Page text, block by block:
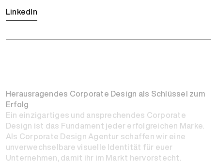
LinkedIn
Herausragendes Corporate Design als Schlüssel zum
Erfolg
Ein einzigartiges und ansprechendes Corporate
Design ist das Fundament jeder erfolgreichen Marke.
Als Corporate Design Agentur schaffen wir eine
unverwechselbare visuelle Identität für euer
Unternehmen, damit ihr im Markt hervorstecht.